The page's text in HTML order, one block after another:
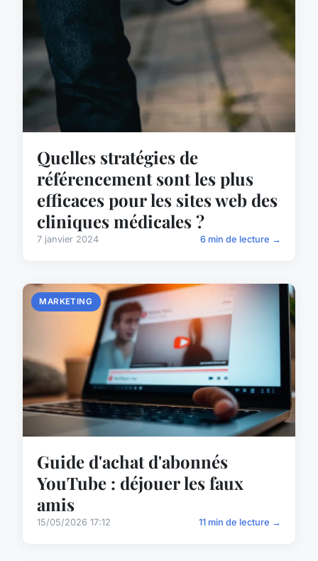
Quelles stratégies de
référencement sont les plus
efficaces pour les sites web des
cliniques médicales ?
7 janvier 2024 6 min de lecture →
MARKETING
Guide d'achat d'abonnés
YouTube : déjouer les faux
amis
15/05/2026 17:12 11 min de lecture →